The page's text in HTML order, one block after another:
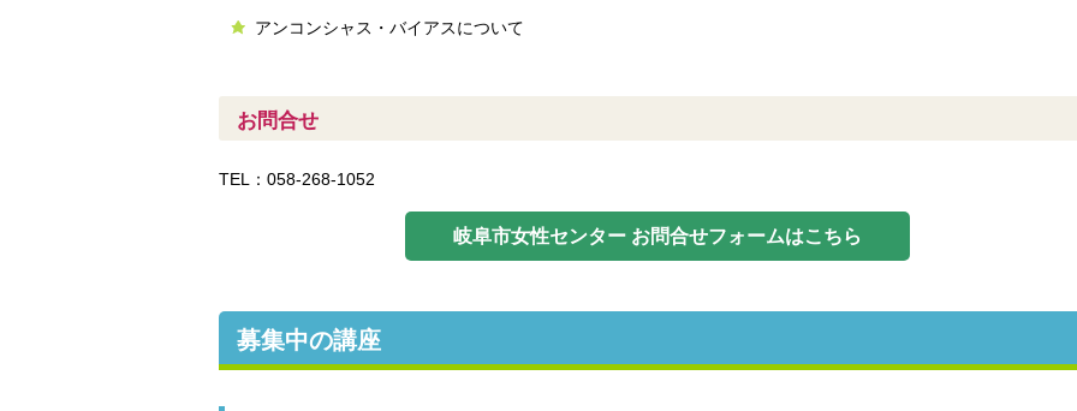
アンコンシャス・バイアスについて
お問合せ
TEL：058-268-1052
岐阜市女性センター お問合せフォームはこちら
募集中の講座